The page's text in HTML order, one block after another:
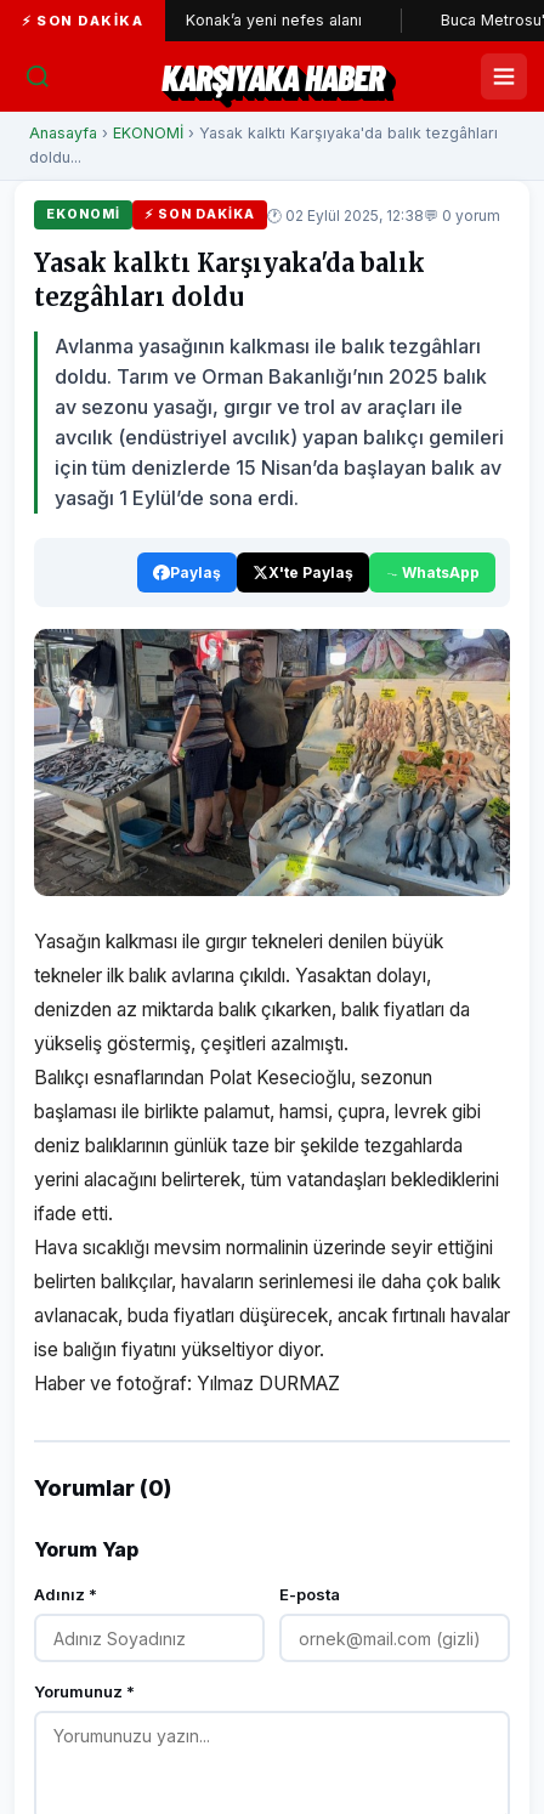
⚡ SON DAKIKAKonak’a yeni nefes alanı Buca Metrosu'nda
KARŞIYAKA HABER
Anasayfa › EKONOMİ › Yasak kalktı Karşıyaka'da balık tezgâhları
doldu...
EKONOMİ ⚡ SON DAKIKA 🕐 02 Eylül 2025, 12:38💬 0 yorum
Yasak kalktı Karşıyaka'da balık
tezgâhları doldu
Avlanma yasağının kalkması ile balık tezgâhları
doldu. Tarım ve Orman Bakanlığı’nın 2025 balık
av sezonu yasağı, gırgır ve trol av araçları ile
avcılık (endüstriyel avcılık) yapan balıkçı gemileri
için tüm denizlerde 15 Nisan’da başlayan balık av
yasağı 1 Eylül’de sona erdi.
Paylaş X'te Paylaş WhatsApp
Yasağın kalkması ile gırgır tekneleri denilen büyük
tekneler ilk balık avlarına çıkıldı. Yasaktan dolayı,
denizden az miktarda balık çıkarken, balık fiyatları da
yükseliş göstermiş, çeşitleri azalmıştı.
Balıkçı esnaflarından Polat Kesecioğlu, sezonun
başlaması ile birlikte palamut, hamsi, çupra, levrek gibi
deniz balıklarının günlük taze bir şekilde tezgahlarda
yerini alacağını belirterek, tüm vatandaşları beklediklerini
ifade etti.
Hava sıcaklığı mevsim normalinin üzerinde seyir ettiğini
belirten balıkçılar, havaların serinlemesi ile daha çok balık
avlanacak, buda fiyatları düşürecek, ancak fırtınalı havalar
ise balığın fiyatını yükseltiyor diyor.
Haber ve fotoğraf: Yılmaz DURMAZ
Yorumlar (0)
Yorum Yap
Adınız * E-posta
Yorumunuz *